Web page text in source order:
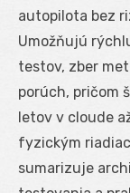
autopilota bez
Umožňujú
testov, zber
porúch, pričom
letov v cloude
fyzickým
sumarizuje